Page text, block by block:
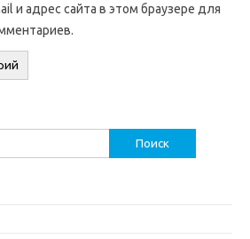
и адрес сайта в этом браузере для